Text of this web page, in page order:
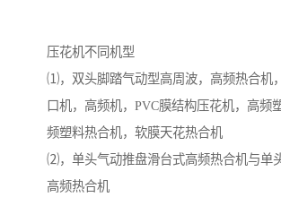
压花机不同机型
⑴，双头脚踏气动型高周波，高频热合机
口机，高频机，PVC膜结构压花机，高频
频塑料热合机，软膜天花热合机
⑵，单头气动推盘滑台式高频热合机与单
高频热合机